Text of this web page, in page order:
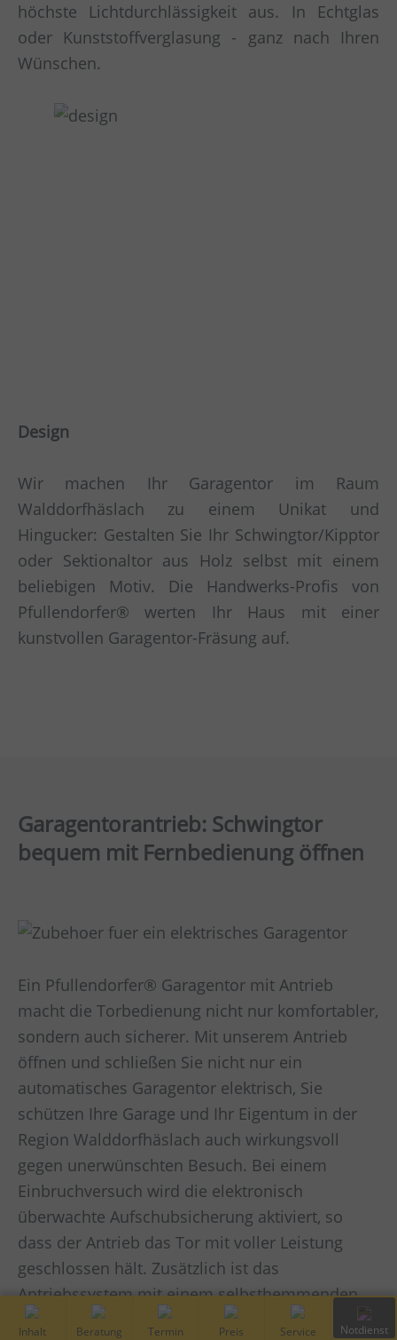
höchste Lichtdurchlässigkeit aus. In Echtglas
oder Kunststoffverglasung - ganz nach Ihren
Wünschen.
Design
Wir machen Ihr Garagentor im Raum
Walddorfhäslach zu einem Unikat und
Hingucker: Gestalten Sie Ihr Schwingtor/Kipptor
oder Sektionaltor aus Holz selbst mit einem
beliebigen Motiv. Die Handwerks-Profis von
Pfullendorfer® werten Ihr Haus mit einer
kunstvollen Garagentor-Fräsung auf.
Garagentorantrieb: Schwingtor
bequem mit Fernbedienung öffnen
Ein Pfullendorfer® Garagentor mit Antrieb
macht die Torbedienung nicht nur komfortabler,
sondern auch sicherer. Mit unserem Antrieb
öffnen und schließen Sie nicht nur ein
automatisches Garagentor elektrisch, Sie
schützen Ihre Garage und Ihr Eigentum in der
Region Walddorfhäslach auch wirkungsvoll
gegen unerwünschten Besuch. Bei einem
Einbruchversuch wird die elektronisch
überwachte Aufschubsicherung aktiviert, so
dass der Antrieb das Tor mit voller Leistung
geschlossen hält. Zusätzlich ist das
Antriebssystem mit einem selbsthemmenden
Getriebe ausgestattet.
Inhalt Kostenfreie Vor-Ort Preis Service